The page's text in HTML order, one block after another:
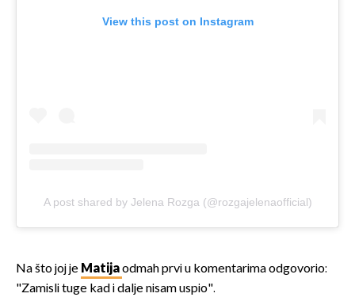
View this post on Instagram
A post shared by Jelena Rozga (@rozgajelenaofficial)
Na što joj je Matijaodmah prvi u komentarima odgovorio:
"Zamisli tuge kad i dalje nisam uspio".